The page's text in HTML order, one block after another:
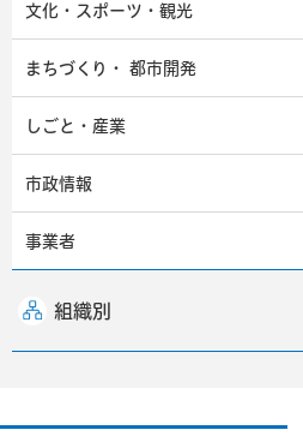
文化・スポーツ・観光
まちづくり・ 都市開発
しごと・産業
市政情報
事業者
組織別